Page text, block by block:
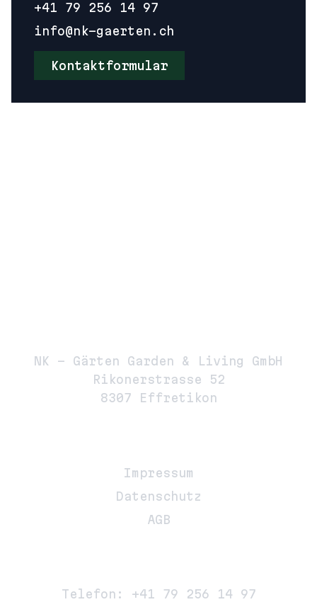
+41 79 256 14 97
info@nk-gaerten.ch
Kontaktformular
NK – Gärten Garden & Living GmbH
Rikonerstrasse 52
8307 Effretikon
Impressum
Datenschutz
AGB
Telefon: +41 79 256 14 97